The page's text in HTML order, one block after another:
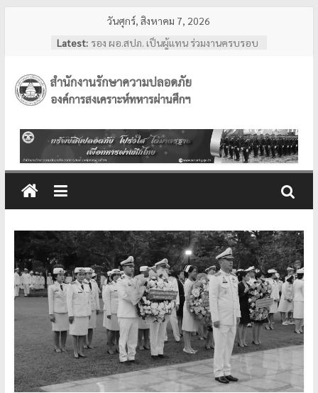
วันศุกร์, สิงหาคม 7, 2026
Latest: รอง ผอ.สปภ. เป็นผู้แทน ร่วมงานครบรอบ
รปภ. ณ ศูนย์การแพทย์ปัญญานันทภิกขุ
ชลประทาน มหาวิทยาลัย
การทงทะเบียน แอป รปภ.สปภ.
เลขานุการ อผศ. และคุณปริศนา กล่ำพินิจ
พร้อมด้วยสื่อมวลชน เข้าเยี่ยมชมสถานฝึก
อบรมหลักสูตรการรักษาความปลอดภัย
รักษาความปลอดภัย ตรวจเยี่ยมการปฏิบัติ
วชิรเบญจทัศ (สวนรถไฟ)
สำนักงาน
รักษา
ความ
ปลอดภัย
อผศ.
ทรัพย์สิน
ปลอดภัย
โปร่งใส
ได้
มาตรฐาน
เพื่อ